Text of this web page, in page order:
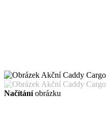
Načítáníobrázku